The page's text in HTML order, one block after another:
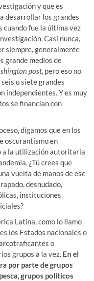
y que es
desarrollar los grandes
cuando fue la última vez
Casi nunca,
siempre, generalmente
grande medios de
post, pero eso no
o siete grandes
independientes. Y es muy
se financian con
digamos que en los
oscurantismo en
a la utilización autoritaria
¿Tú crees que
vuelta de manos de ese
desnudado,
instituciones
Latina, como lo llamo
los Estados nacionales o
o
grupos a la vez. En el
por parte de grupos
grupos políticos